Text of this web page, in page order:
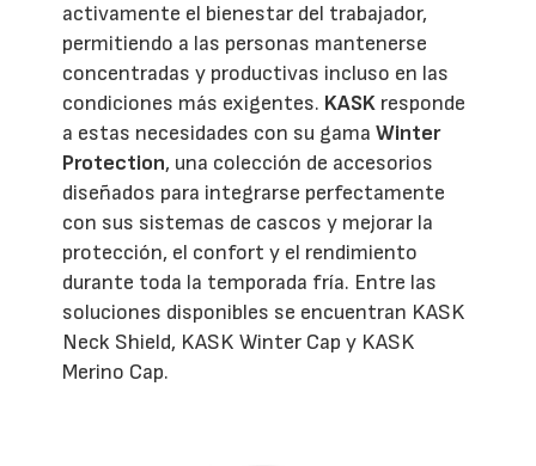
activamente el bienestar del trabajador,
permitiendo a las personas mantenerse
concentradas y productivas incluso en las
condiciones más exigentes. KASK responde
a estas necesidades con su gamaWinter
Protection, una colección de accesorios
diseñados para integrarse perfectamente
con sus sistemas de cascos y mejorar la
protección, el confort y el rendimiento
durante toda la temporada fría. Entre las
soluciones disponibles se encuentran KASK
Neck Shield, KASK Winter Cap y KASK
Merino Cap.